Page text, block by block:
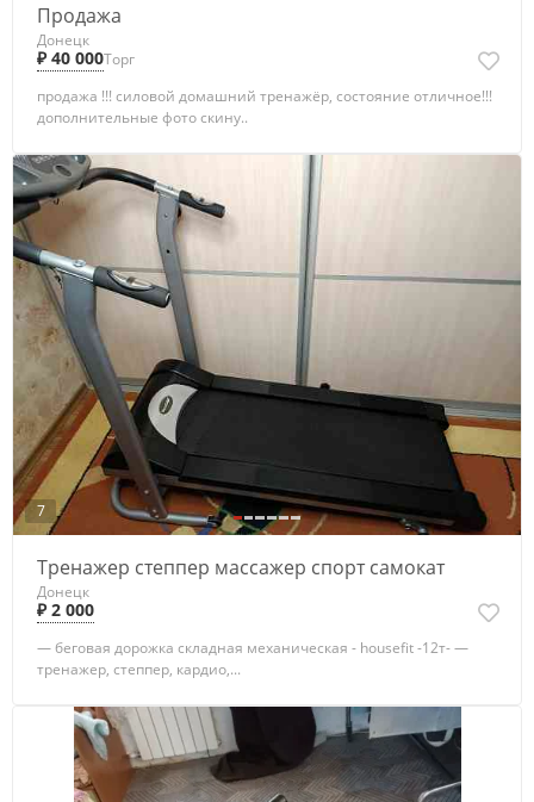
Продажа
Донецк
₽ 40 000Торг
продажа !!! силовой домашний тренажёр, состояние отличное!!!
дополнительные фото скину..
7
Тренажер степпер массажер спорт самокат
Донецк
₽ 2 000
— беговая дорожка складная механическая - housefit -12т- —
тренажер, степпер, кардио,...